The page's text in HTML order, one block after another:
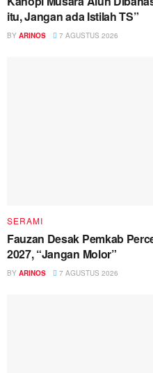
itu, Jangan ada Istilah TS”
BY ARINOS 7 AGUSTUS 2026
SERAMI
Fauzan Desak Pemkab
2027, “Jangan Molor”
BY ARINOS 7 AGUSTUS 2026